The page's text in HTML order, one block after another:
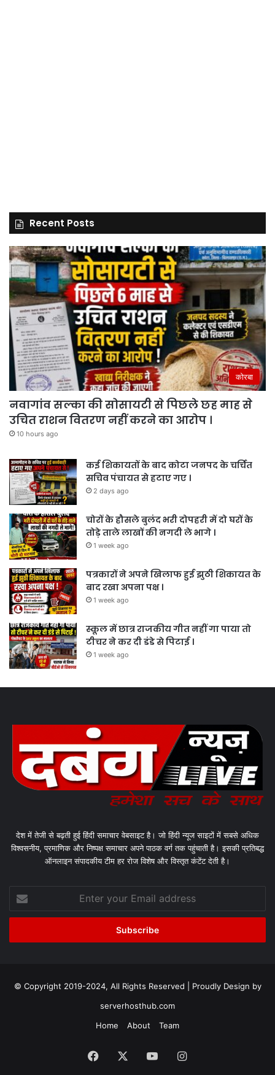
Recent Posts
कोरबा
नवागांव सल्का की सोसायटी से पिछले छह माह से
उचित राशन वितरण नहीं करने का आरोप ।
10 hours ago
कई शिकायतों के बाद कोटा जनपद के चर्चित
सचिव पंचायत से हटाए गए ।
2 days ago
चोरों के हौसले बुलंद भरी दोपहरी में दो घरों के
तोड़े ताले लाखों की नगदी ले भागे ।
1 week ago
पत्रकारों ने अपने खिलाफ हुई झुठी शिकायत के
बाद रखा अपना पक्ष ।
1 week ago
स्कूल में छात्र राजकीय गीत नहीं गा पाया तो
टीचर ने कर दी डंडे से पिटाई ।
1 week ago
देश में तेजी से बढ़ती हुई हिंदी समाचार वेबसाइट है। जो हिंदी न्यूज साइटों में सबसे अधिक
विश्वसनीय, प्रमाणिक और निष्पक्ष समाचार अपने पाठक वर्ग तक पहुंचाती है। इसकी प्रतिबद्ध
ऑनलाइन संपादकीय टीम हर रोज विशेष और विस्तृत कंटेंट देती है।
your
Email
© Copyright 2019-2024, All Rights Reserved | Proudly Design by
serverhosthub.com
Home
About Team
Facebook YouTubeInstagram